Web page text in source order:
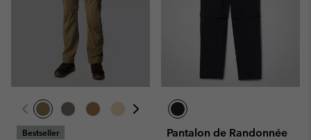
Bestseller
Pantalon de Randonnée